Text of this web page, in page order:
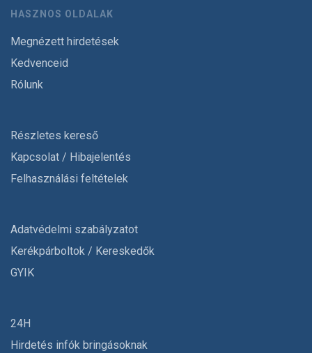
HASZNOS OLDALAK
Megnézett hirdetések
Kedvenceid
Rólunk
Részletes kereső
Kapcsolat / Hibajelentés
Felhasználási feltételek
Adatvédelmi szabályzatot
Kerékpárboltok / Kereskedők
GYIK
24H
Hirdetés infók bringásoknak